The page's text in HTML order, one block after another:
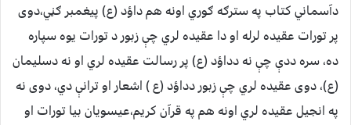
دآسماني کتاب په سترګه ګوري اونه هم داؤد (ع) پيغمبر ګڼي،دوی
پر تورات عقیده لرله او دا عقیده لري چې زبور د تورات یوه سپاره
ده، سره ددې چې نه دداؤد (ع) پر رسالت عقیده لري او نه دسلیمان
(ع)، دوی عقیده لري چې زبور دداؤد (ع ) اشعار او ترانې دي، دوی نه
په انجیل عقیده لري اونه هم په قرآن کریم،عیسویان بیا تورات او